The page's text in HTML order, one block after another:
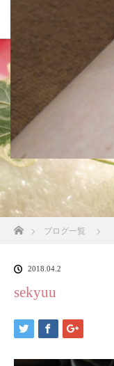
ホームブログ一覧
2018.04.2
sekyuu